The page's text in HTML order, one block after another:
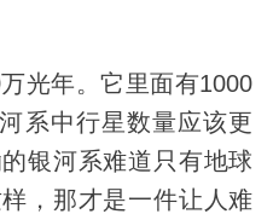
光年。它里面有1000
系中行星数量应该更
银河系难道只有地球
，那才是一件让人难